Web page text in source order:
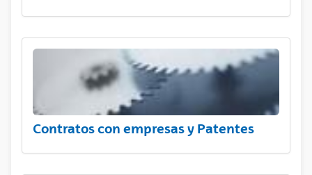
Contratos con empresas y Patentes